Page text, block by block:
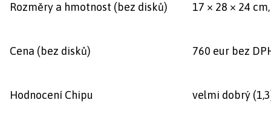
Rozměry a hmotnost (bez disků) 17 × 28 × 24
Cena (bez disků) 760 eur bez
Hodnocení Chipu velmi dobrý